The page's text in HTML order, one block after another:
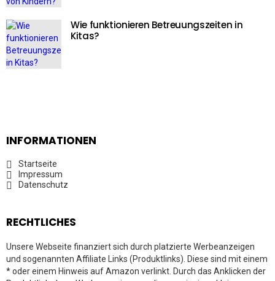
Wie funktionieren Betreuungszeiten in
Kitas?
INFORMATIONEN
Startseite
Impressum
Datenschutz
RECHTLICHES
Unsere Webseite finanziert sich durch platzierte Werbeanzeigen
und sogenannten Affiliate Links (Produktlinks). Diese sind mit einem
* oder einem Hinweis auf Amazon verlinkt. Durch das Anklicken der